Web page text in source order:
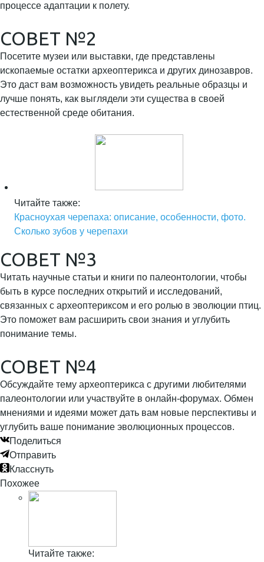
процессе адаптации к полету.
СОВЕТ №2
Посетите музеи или выставки, где представлены
ископаемые остатки археоптерикса и других динозавров.
Это даст вам возможность увидеть реальные образцы и
лучше понять, как выглядели эти существа в своей
естественной среде обитания.
Читайте также:
Красноухая черепаха: описание, особенности, фото.
Сколько зубов у черепахи
СОВЕТ №3
Читать научные статьи и книги по палеонтологии, чтобы
быть в курсе последних открытий и исследований,
связанных с археоптериксом и его ролью в эволюции птиц.
Это поможет вам расширить свои знания и углубить
понимание темы.
СОВЕТ №4
Обсуждайте тему археоптерикса с другими любителями
палеонтологии или участвуйте в онлайн-форумах. Обмен
мнениями и идеями может дать вам новые перспективы и
углубить ваше понимание эволюционных процессов.
Поделиться
Отправить
Класснуть
Похожее
Читайте также: